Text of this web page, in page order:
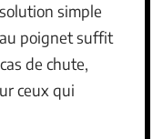
simple
poignet suffit
de chute,
ceux qui